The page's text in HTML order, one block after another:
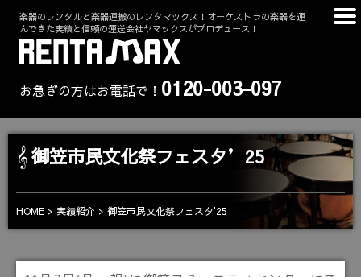
楽器のレンタルと楽器運搬のレンタマックス！オーケストラの楽器を運
んできた実績と信頼の運送会社ヤマックスがプロデュース！
お急ぎの方はお電話で！ 0120-003-097
御笠市民文化祭フェスタ’25
HOME 実績紹介 御笠市民文化祭フェスタ'25